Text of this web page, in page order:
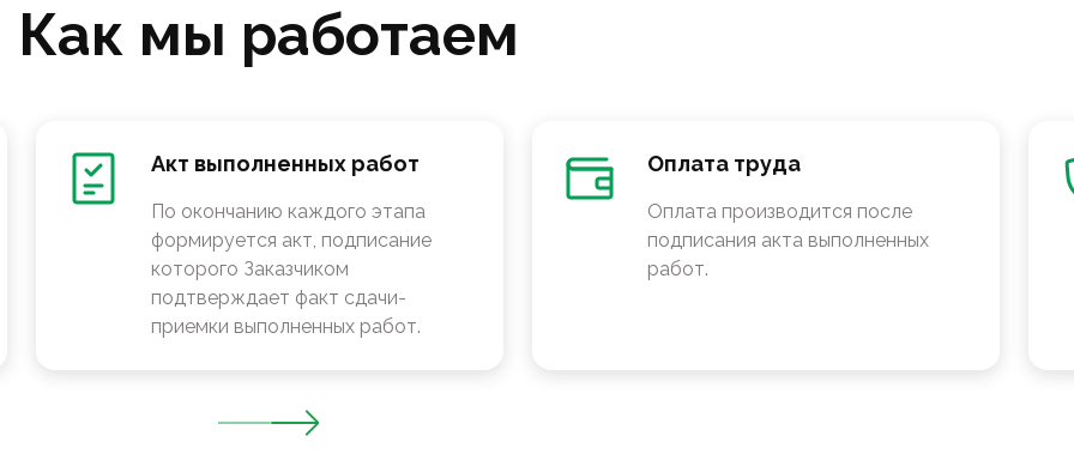
Как мы работаем
Акт выполненных работ
По окончанию каждого этапа
формируется акт, подписание
которого Заказчиком
подтверждает факт сдачи-
приемки выполненных работ.
Оплата труда
Оплата производится после
подписания акта выполненных
работ.